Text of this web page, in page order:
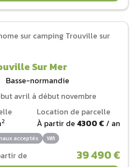
Sur Mer
Basse-normandie
avril à début novembre
2
Location de parcelle
À partir de 4300 € / an
acceptés Wifi
de 39 490 €